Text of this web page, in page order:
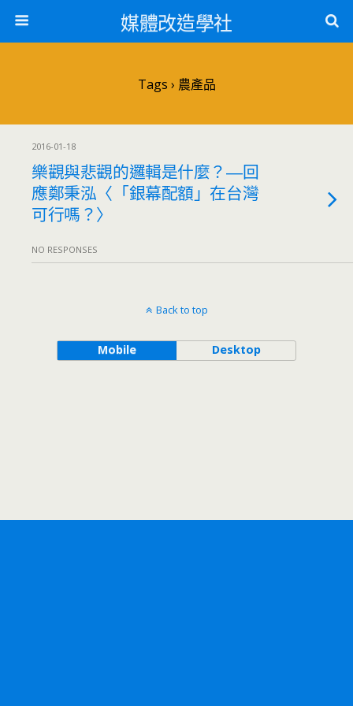
媒體改造學社
Tags › 農產品
2016-01-18
樂觀與悲觀的邏輯是什麼？―回
應鄭秉泓〈「銀幕配額」在台灣
可行嗎？〉
NO RESPONSES
Back to top
Mobile Desktop